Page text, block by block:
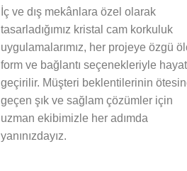
İç ve dış mekânlara özel olarak
tasarladığımız kristal cam korkuluk
uygulamalarımız, her projeye özgü
form ve bağlantı seçenekleriyle
geçirilir. Müşteri beklentilerinin
geçen şık ve sağlam çözümler için
uzman ekibimizle her adımda
yanınızdayız.